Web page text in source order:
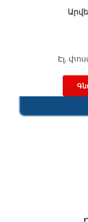
Էլ.